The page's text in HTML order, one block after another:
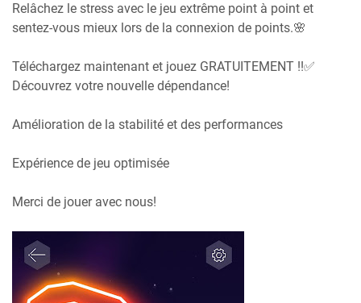
Relâchez le stress avec le jeu extrême point à point et
sentez-vous mieux lors de la connexion de points.🌸
Téléchargez maintenant et jouez GRATUITEMENT !!✅
Découvrez votre nouvelle dépendance!
Amélioration de la stabilité et des performances
Expérience de jeu optimisée
Merci de jouer avec nous!